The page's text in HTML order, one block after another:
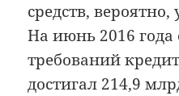
средств,
На июнь 2016
требований
достигал 214,9